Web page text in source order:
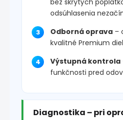
odsúhlasenia
Odborná oprava –
kvalitné Premium
Výstupná kontrola
funkčnosti pred
Diagnostika – pri